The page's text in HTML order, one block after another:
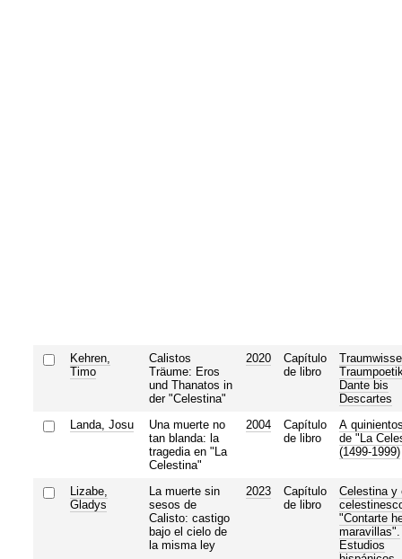
Kehren,
Timo
Calistos
Träume: Eros
und Thanatos in
der "Celestina"
2020
Capítulo
de libro
Dante bis
Descartes
Landa, Josu
Una muerte no
tan blanda: la
tragedia en "La
Celestina"
2004
Capítulo
de libro
A
de "La
(1499-1999)
Lizabe,
Gladys
La muerte sin
sesos de
Calisto: castigo
bajo el cielo de
la misma ley
2023
Capítulo
de libro
Celestina y
"Contarte
maravillas".
Estudios